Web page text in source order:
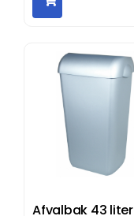
Afvalbak 43 liter